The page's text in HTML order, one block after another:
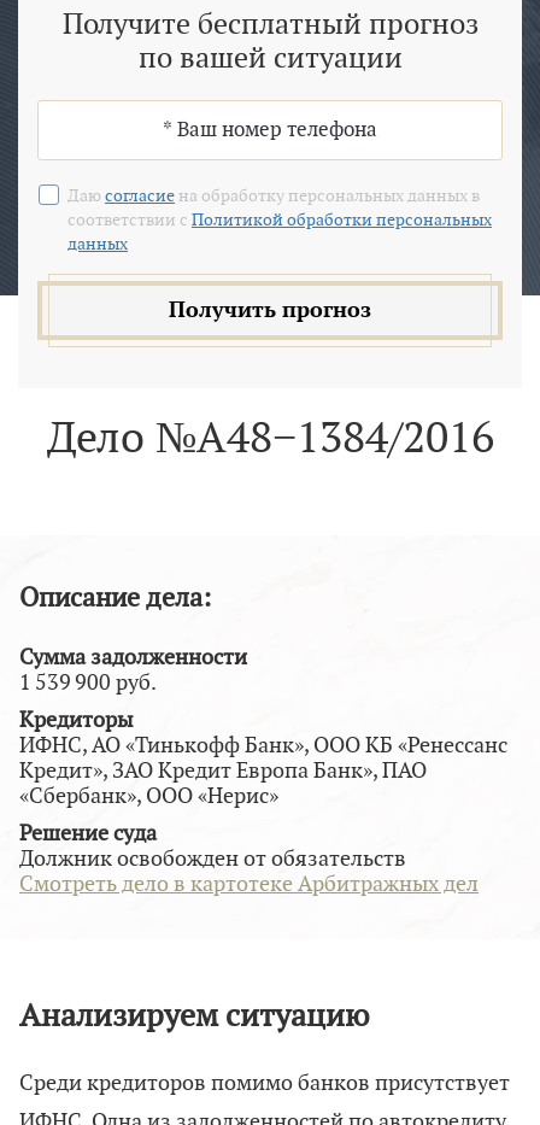
Получите бесплатный прогноз
по вашей ситуации
Даю согласиена обработку персональных данных в
соответствии с Политикой обработки персональных
данных
Получить прогноз
Дело №А48−1384/2016
Описание дела:
Сумма задолженности
1 539 900 руб.
Кредиторы
ИФНС, АО «Тинькофф Банк», ООО КБ «Ренессанс
Кредит», ЗАО Кредит Европа Банк», ПАО
«Сбербанк», ООО «Нерис»
Решение суда
Должник освобожден от обязательств
Смотреть дело в картотеке Арбитражных дел
Анализируем ситуацию
Среди кредиторов помимо банков присутствует